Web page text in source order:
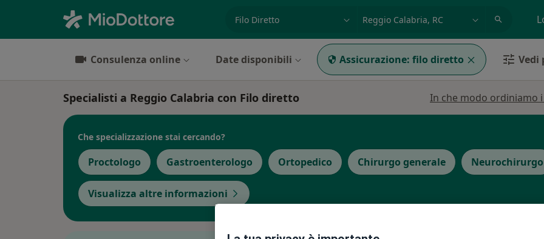
Consulenza online Date disponibili Assicurazione: filo diretto Vedi
Specialisti a Reggio Calabria con Filo diretto In che modo ordiniamo
Che specializzazione stai cercando?
Proctologo Gastroenterologo Ortopedico Chirurgo generale Neurochirurgo
Visualizza altre informazioni